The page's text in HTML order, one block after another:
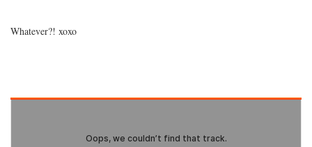
Whatever?! xoxo